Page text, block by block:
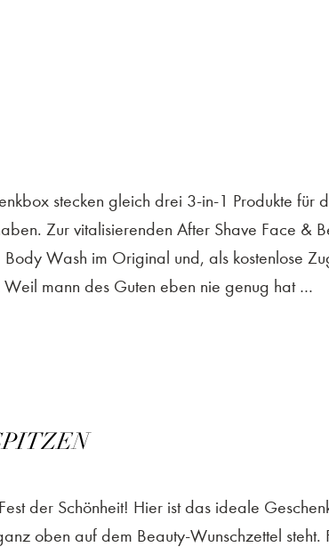
stecken gleich drei 3-in-1 Produkte für
Zur vitalisierenden After Shave Face &
Wash im Original und, als kostenlose
mann des Guten eben nie genug hat …
der Schönheit! Hier ist das ideale
oben auf dem Beauty-Wunschzettel steht.